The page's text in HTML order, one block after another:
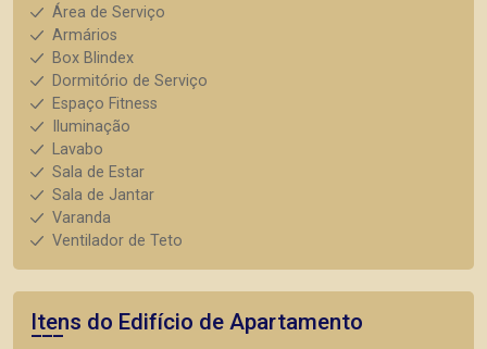
Área de Serviço
Armários
Box Blindex
Dormitório de Serviço
Espaço Fitness
Iluminação
Lavabo
Sala de Estar
Sala de Jantar
Varanda
Ventilador de Teto
Itens do Edifício de Apartamento